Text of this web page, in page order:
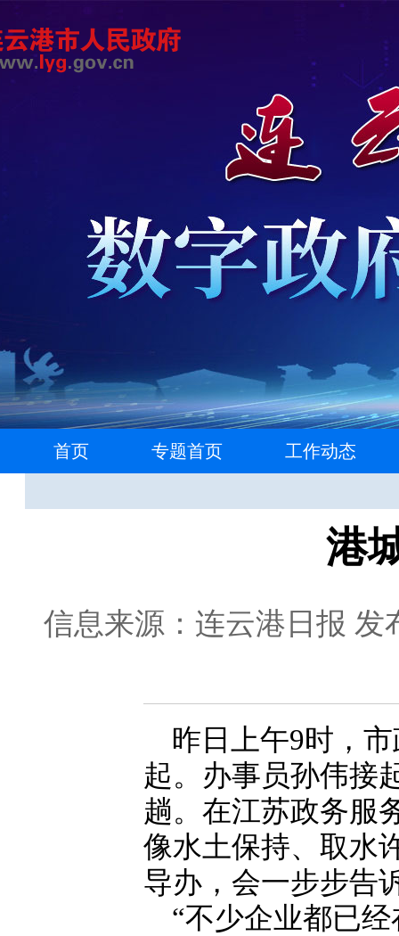
首页 专题首页 工作动态
港
信息来源：连云港日报 发
昨日上午9时，
起。办事员孙伟接
趟。在江苏政务服
像水土保持、取水
导办，会一步步告
“不少企业都已